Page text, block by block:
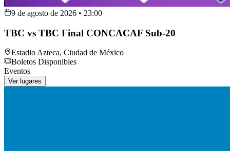
9 de agosto de 2026 • 23:00
TBC vs TBC Final CONCACAF Sub-20
Estadio Azteca, Ciudad de México
Boletos Disponibles
Eventos
Ver lugares